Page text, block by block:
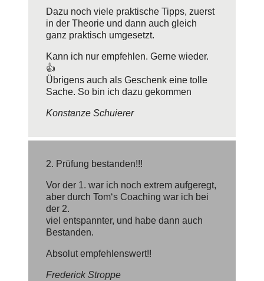
Dazu noch viele praktische Tipps, zuerst
in der Theorie und dann auch gleich
ganz praktisch umgesetzt.
Kann ich nur empfehlen. Gerne wieder.
👍
Übrigens auch als Geschenk eine tolle
Sache. So bin ich dazu gekommen
Konstanze Schuierer
2. Prüfung bestanden!!!
Vor der 1. war ich noch extrem aufgeregt,
aber durch Tom‘s Coaching war ich bei
der 2.
viel entspannter, und habe dann auch
Bestanden.
Absolut empfehlenswert!!
Frederick Stroppe